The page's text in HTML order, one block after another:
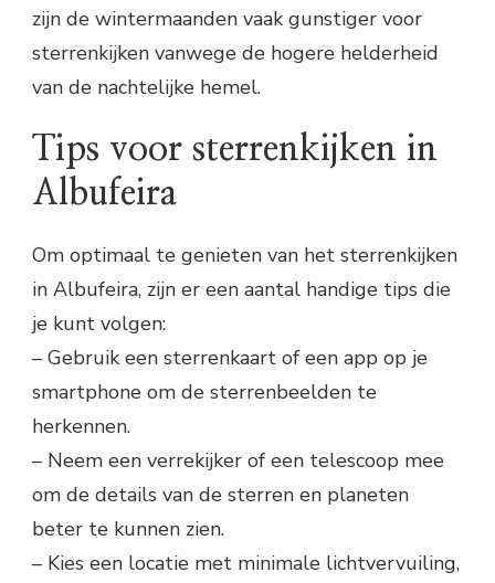
zijn de wintermaanden vaak gunstiger voor
sterrenkijken vanwege de hogere helderheid
van de nachtelijke hemel.
Tips voor sterrenkijken in
Albufeira
Om optimaal te genieten van het sterrenkijken
in Albufeira, zijn er een aantal handige tips die
je kunt volgen:
– Gebruik een sterrenkaart of een app op je
smartphone om de sterrenbeelden te
herkennen.
– Neem een verrekijker of een telescoop mee
om de details van de sterren en planeten
beter te kunnen zien.
– Kies een locatie met minimale lichtvervuiling,